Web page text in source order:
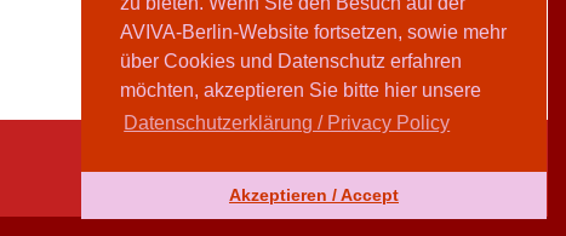
AVIVA-Berlin-Website fortsetzen, sowie mehr
über Cookies und Datenschutz erfahren
möchten, akzeptieren Sie bitte hier unsere
Datenschutzerklärung / Privacy Policy
Akzeptieren / Accept
Teilen